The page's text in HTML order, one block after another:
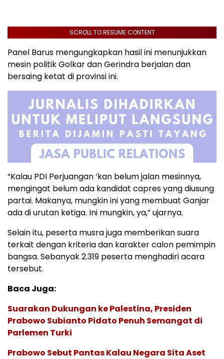
SCROLL TO RESUME CONTENT
Panel Barus mengungkapkan hasil ini menunjukkan
mesin politik Golkar dan Gerindra berjalan dan
bersaing ketat di provinsi ini.
“Kalau PDI Perjuangan ‘kan belum jalan mesinnya,
mengingat belum ada kandidat capres yang diusung
partai. Makanya, mungkin ini yang membuat Ganjar
ada di urutan ketiga. Ini mungkin, ya,” ujarnya.
Selain itu, peserta musra juga memberikan suara
terkait dengan kriteria dan karakter calon pemimpin
bangsa. Sebanyak 2.319 peserta menghadiri acara
tersebut.
Baca Juga:
Suarakan Dukungan ke Palestina, Presiden
Prabowo Subianto Pidato Penuh Semangat di
Parlemen Turki
Prabowo Sebut Pantas Kalau Negara Sita Aset